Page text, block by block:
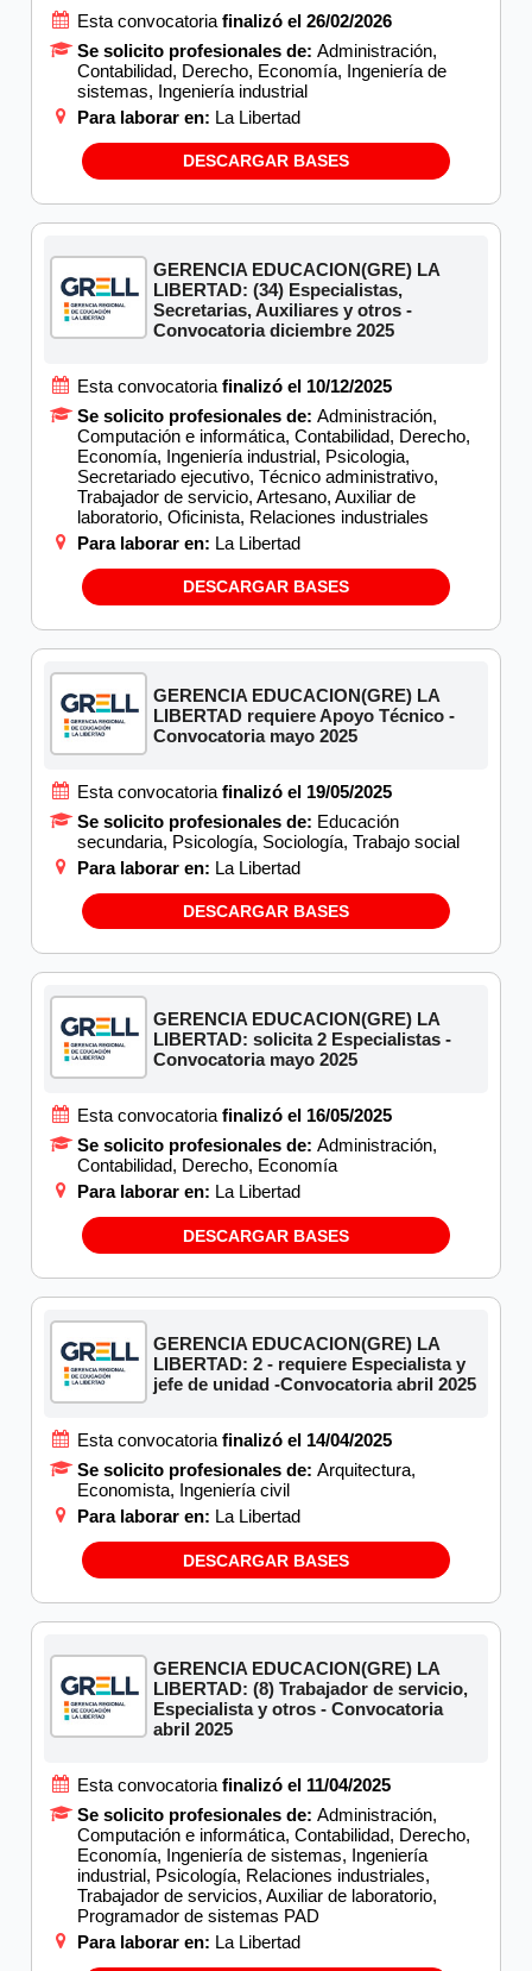
Esta convocatoria finalizó el 26/02/2026
Se solicito profesionales de: Administración,
Contabilidad, Derecho, Economía, Ingeniería de
sistemas, Ingeniería industrial
Para laborar en: La Libertad
DESCARGAR BASES
GERENCIA EDUCACION(GRE) LA
LIBERTAD: (34) Especialistas,
Secretarias, Auxiliares y otros -
Convocatoria diciembre 2025
Esta convocatoria finalizó el 10/12/2025
Se solicito profesionales de: Administración,
Computación e informática, Contabilidad, Derecho,
Economía, Ingeniería industrial, Psicologia,
Secretariado ejecutivo, Técnico administrativo,
Trabajador de servicio, Artesano, Auxiliar de
laboratorio, Oficinista, Relaciones industriales
Para laborar en: La Libertad
DESCARGAR BASES
GERENCIA EDUCACION(GRE) LA
LIBERTAD requiere Apoyo Técnico -
Convocatoria mayo 2025
Esta convocatoria finalizó el 19/05/2025
Se solicito profesionales de: Educación
secundaria, Psicología, Sociología, Trabajo social
Para laborar en: La Libertad
DESCARGAR BASES
GERENCIA EDUCACION(GRE) LA
LIBERTAD: solicita 2 Especialistas -
Convocatoria mayo 2025
Esta convocatoria finalizó el 16/05/2025
Se solicito profesionales de: Administración,
Contabilidad, Derecho, Economía
Para laborar en: La Libertad
DESCARGAR BASES
GERENCIA EDUCACION(GRE) LA
LIBERTAD: 2 - requiere Especialista y
jefe de unidad -Convocatoria abril 2025
Esta convocatoria finalizó el 14/04/2025
Se solicito profesionales de: Arquitectura,
Economista, Ingeniería civil
Para laborar en: La Libertad
DESCARGAR BASES
GERENCIA EDUCACION(GRE) LA
LIBERTAD: (8) Trabajador de servicio,
Especialista y otros - Convocatoria
abril 2025
Esta convocatoria finalizó el 11/04/2025
Se solicito profesionales de: Administración,
Computación e informática, Contabilidad, Derecho,
Economía, Ingeniería de sistemas, Ingeniería
industrial, Psicología, Relaciones industriales,
Trabajador de servicios, Auxiliar de laboratorio,
Programador de sistemas PAD
Para laborar en: La Libertad